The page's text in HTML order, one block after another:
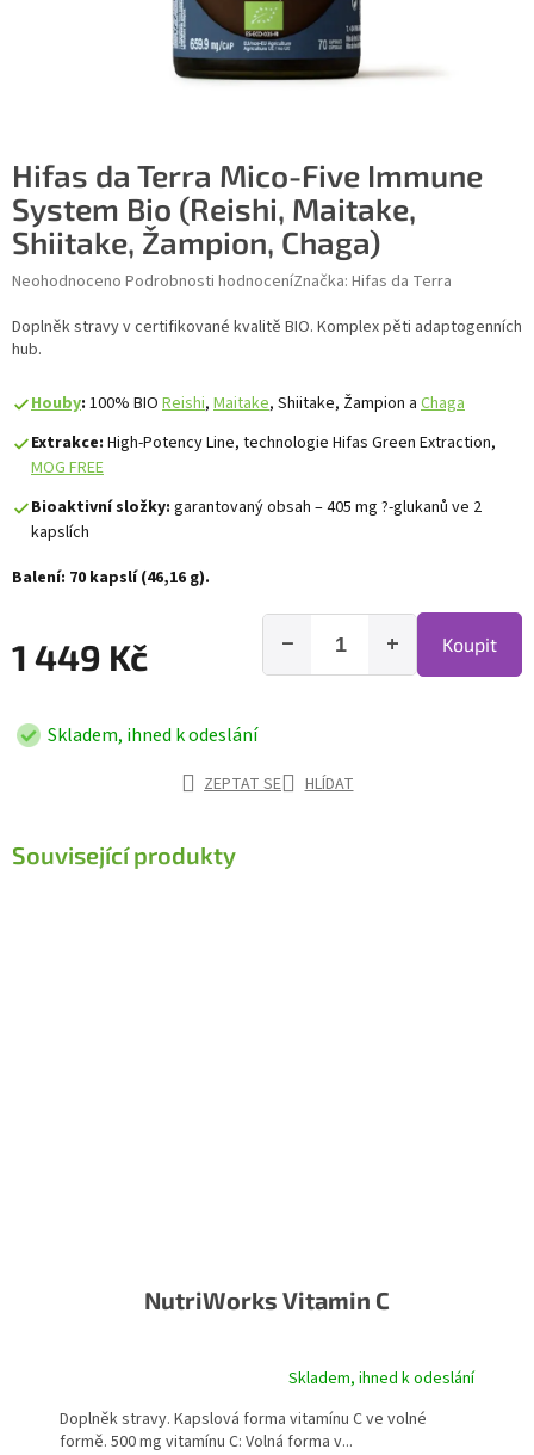
Hifas da Terra Mico-Five Immune
System Bio (Reishi, Maitake,
Shiitake, Žampion, Chaga)
Průměrné hodnocení produktu je 0,0 z 5 hvězdiček.
Neohodnoceno Podrobnosti hodnoceníZnačka: Hifas da Terra
Doplněk stravy v certifikované kvalitě BIO. Komplex pěti adaptogenních
hub.
Houby: 100% BIO Reishi, Maitake, Shiitake, Žampion a Chaga
Extrakce: High-Potency Line, technologie Hifas Green Extraction,
MOG FREE
Bioaktivní složky: garantovaný obsah – 405 mg ?-glukanů ve 2
kapslích
Balení: 70 kapslí (46,16 g).
1 449 Kč +
− Koupit
Skladem, ihned k odeslání
ZEPTAT SE HLÍDAT
Související produkty
NutriWorks Vitamin C
Skladem, ihned k odeslání
Doplněk stravy. Kapslová forma vitamínu C ve volné
formě. 500 mg vitamínu C: Volná forma v...